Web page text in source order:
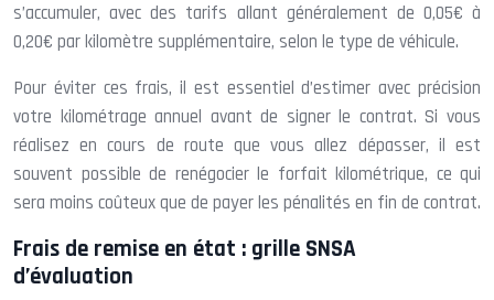
s’accumuler, avec des tarifs allant généralement de 0,05€ à
0,20€ par kilomètre supplémentaire, selon le type de véhicule.
Pour éviter ces frais, il est essentiel d’estimer avec précision
votre kilométrage annuel avant de signer le contrat. Si vous
réalisez en cours de route que vous allez dépasser, il est
souvent possible de renégocier le forfait kilométrique, ce qui
sera moins coûteux que de payer les pénalités en fin de contrat.
Frais de remise en état : grille SNSA
d’évaluation